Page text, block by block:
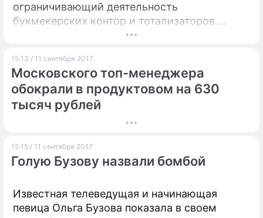
ограничивающий деятельность
букмекерских контор и тотализаторов.
Документ призван исключить
принимать ставки на несуществующие
события.
15:13 / 11 сентября 2017
Московского топ-менеджера
обокрали в продуктовом на 630
тысяч рублей
15:15 / 11 сентября 2017
Голую Бузову назвали бомбой
Известная телеведущая и начинающая
певица Ольга Бузова показала в своем